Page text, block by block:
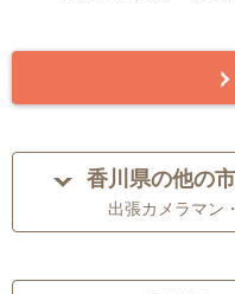
香川県の他の
出張カメラマン